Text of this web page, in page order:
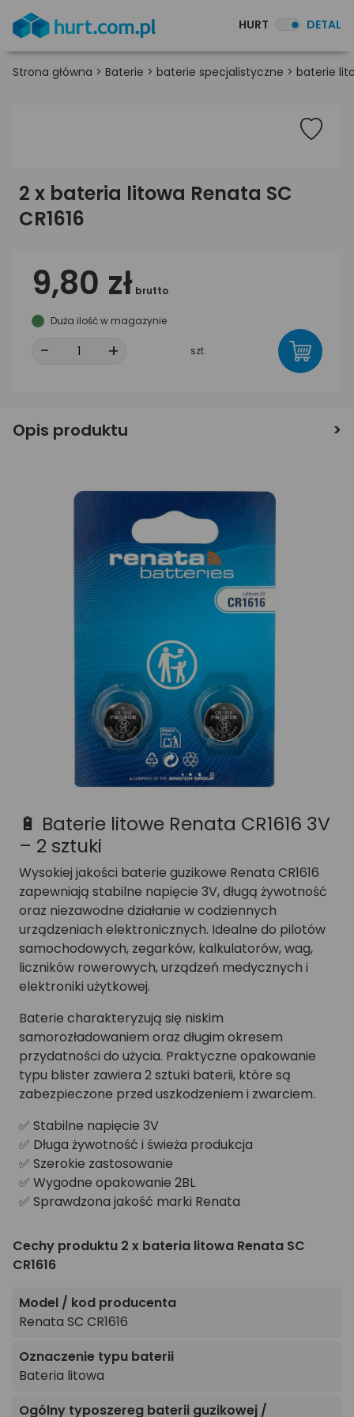
HURT DETAL
Strona główna > Baterie > baterie specjalistyczne > baterie
2 x bateria litowa Renata SC
CR1616
9,80 zł brutto
Duża ilość w magazynie
- + szt.
Opis produktu
🔋 Baterie litowe Renata CR1616 3V
– 2 sztuki
Wysokiej jakości baterie guzikowe Renata CR1616
zapewniają stabilne napięcie 3V, długą żywotność
oraz niezawodne działanie w codziennych
urządzeniach elektronicznych. Idealne do pilotów
samochodowych, zegarków, kalkulatorów, wag,
liczników rowerowych, urządzeń medycznych i
elektroniki użytkowej.
Baterie charakteryzują się niskim
samorozładowaniem oraz długim okresem
przydatności do użycia. Praktyczne opakowanie
typu blister zawiera 2 sztuki baterii, które są
zabezpieczone przed uszkodzeniem i zwarciem.
✅ Stabilne napięcie 3V
✅ Długa żywotność i świeża produkcja
✅ Szerokie zastosowanie
✅ Wygodne opakowanie 2BL
✅ Sprawdzona jakość marki Renata
Cechy produktu 2 x bateria litowa Renata SC
CR1616
Model / kod producenta
Renata SC CR1616
Oznaczenie typu baterii
Bateria litowa
Ogólny typoszereg baterii guzikowej /